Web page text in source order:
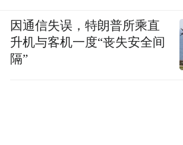
因通信失误，特朗普所乘直
升机与客机一度“丧失安全间
隔”